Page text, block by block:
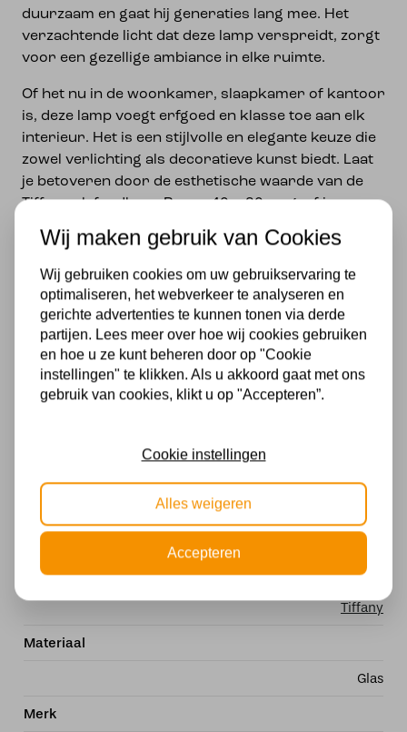
duurzaam en gaat hij generaties lang mee. Het
verzachtende licht dat deze lamp verspreidt, zorgt
voor een gezellige ambiance in elke ruimte.
Of het nu in de woonkamer, slaapkamer of kantoor
is, deze lamp voegt erfgoed en klasse toe aan elk
interieur. Het is een stijlvolle en elegante keuze die
zowel verlichting als decoratieve kunst biedt. Laat
je betoveren door de esthetische waarde van de
Tiffany plafondlamp Rosas 40 – 80 en geef je
Specificaties
Merk
Met lichtbron
E27
Stijl
Tiffany
Materiaal
Glas
Merk
Wij maken gebruik van Cookies
Wij gebruiken cookies om uw gebruikservaring te
optimaliseren, het webverkeer te analyseren en
gerichte advertenties te kunnen tonen via derde
partijen. Lees meer over hoe wij cookies gebruiken
en hoe u ze kunt beheren door op "Cookie
instellingen" te klikken. Als u akkoord gaat met ons
gebruik van cookies, klikt u op "Accepteren”.
Cookie instellingen
Alles weigeren
Accepteren